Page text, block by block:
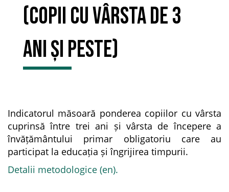
(copii cu vârsta de 3
ani și peste)
Indicatorul măsoară ponderea copiilor cu vârsta
cuprinsă între trei ani și vârsta de începere a
învățământului primar obligatoriu care au
participat la educația și îngrijirea timpurii.
Detalii metodologice (en).